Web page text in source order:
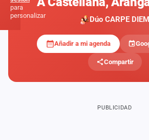
Dúo CARPE DIEM
Añadir a mi agenda
Compartir
PUBLICIDAD
para
personalizar